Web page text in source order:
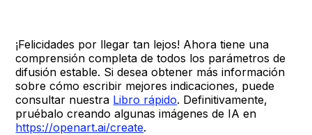
¡Felicidades por llegar tan lejos! Ahora tiene una
comprensión completa de todos los parámetros de
difusión estable. Si desea obtener más información
sobre cómo escribir mejores indicaciones, puede
consultar nuestra Libro rápido. Definitivamente,
pruébalo creando algunas imágenes de IA en
https://openart.ai/create.